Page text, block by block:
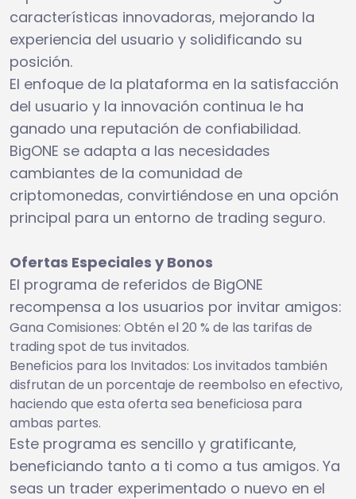
características innovadoras, mejorando la
experiencia del usuario y solidificando su
posición.
El enfoque de la plataforma en la satisfacción
del usuario y la innovación continua le ha
ganado una reputación de confiabilidad.
BigONE se adapta a las necesidades
cambiantes de la comunidad de
criptomonedas, convirtiéndose en una opción
principal para un entorno de trading seguro.
Ofertas Especiales y Bonos
El programa de referidos de BigONE
recompensa a los usuarios por invitar amigos:
Gana Comisiones: Obtén el 20 % de las tarifas de
trading spot de tus invitados.
Beneficios para los Invitados: Los invitados también
disfrutan de un porcentaje de reembolso en efectivo,
haciendo que esta oferta sea beneficiosa para
ambas partes.
Este programa es sencillo y gratificante,
beneficiando tanto a ti como a tus amigos. Ya
seas un trader experimentado o nuevo en el